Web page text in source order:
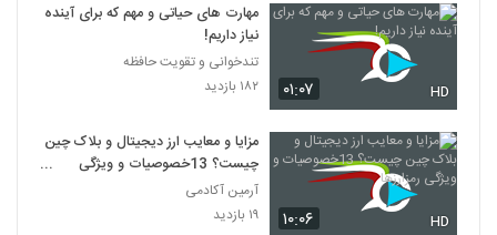
۰۱:۰۷ HD
مهارت های حیاتی و مهم که برای آینده
نیاز داریم!
تندخوانی و تقویت حافظه
۱۸۲ بازدید
۱۰:۰۶ HD
مزایا و معایب ارز دیجیتال و بلاک چین
چیست؟ 13خصوصیات و ویژگی
رمزارزها
آرمین آکادمی
۱۹ بازدید